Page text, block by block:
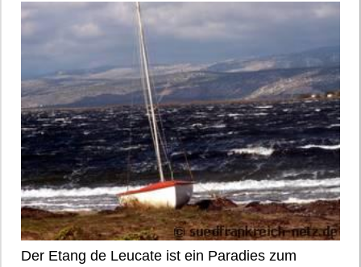
Der Etang de Leucate ist ein Paradies zum